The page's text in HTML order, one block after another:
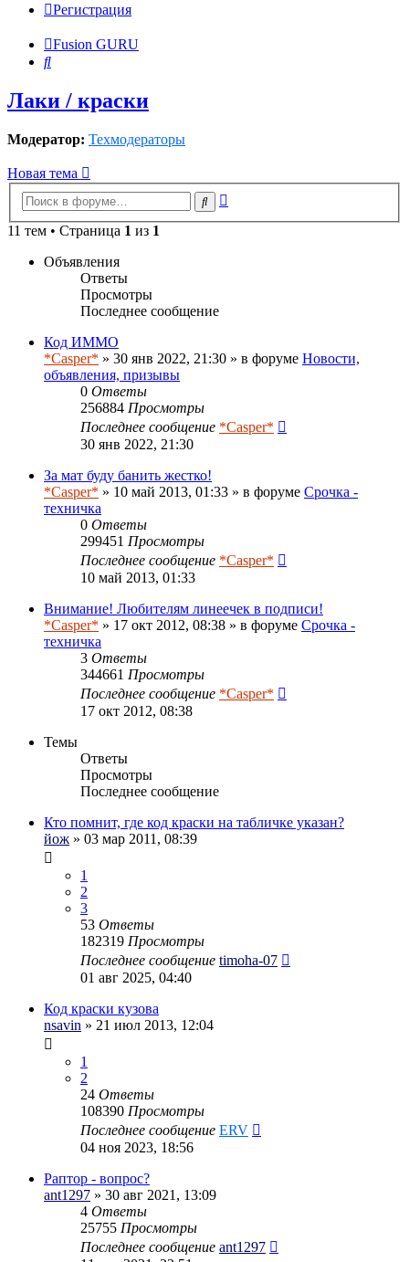
Регистрация
Fusion GURU
Поиск
Лаки / краски
Модератор: Техмодераторы
Новая тема
Поиск
11 тем • Страница 1 из 1
Объявления
Ответы
Просмотры
Последнее сообщение
Код ИММО
*Casper* » 30 янв 2022, 21:30 » в форуме Новости,
объявления, призывы
0 Ответы
256884 Просмотры
Последнее сообщение *Casper*
30 янв 2022, 21:30
За мат буду банить жестко!
*Casper* » 10 май 2013, 01:33 » в форуме Срочка -
техничка
0 Ответы
299451 Просмотры
Последнее сообщение *Casper*
10 май 2013, 01:33
Внимание! Любителям линеечек в подписи!
*Casper* » 17 окт 2012, 08:38 » в форуме Срочка -
техничка
3 Ответы
344661 Просмотры
Последнее сообщение *Casper*
17 окт 2012, 08:38
Темы
Ответы
Просмотры
Последнее сообщение
Кто помнит, где код краски на табличке указан?
йож » 03 мар 2011, 08:39
1
2
3
53 Ответы
182319 Просмотры
Последнее сообщение timoha-07
01 авг 2025, 04:40
Код краски кузова
nsavin » 21 июл 2013, 12:04
1
2
24 Ответы
108390 Просмотры
Последнее сообщение ERV
04 ноя 2023, 18:56
Раптор - вопрос?
ant1297 » 30 авг 2021, 13:09
4 Ответы
25755 Просмотры
Последнее сообщение ant1297